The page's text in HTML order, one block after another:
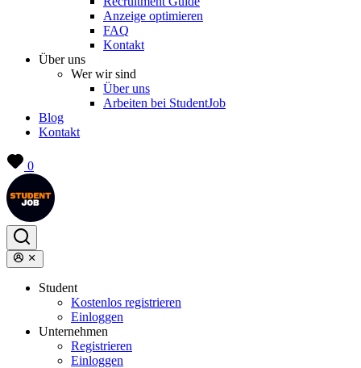
Anzeige optimieren
FAQ
Kontakt
Über uns
Wer wir sind
Über uns
Arbeiten bei StudentJob
Blog
Kontakt
0
Student
Kostenlos registrieren
Einloggen
Unternehmen
Registrieren
Einloggen